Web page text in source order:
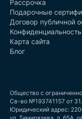
Рассрочка
Подарочные
Договор публичной
Конфиденциальность
Карта сайта
Блог
Общество с
Св-во №193741157 от
Юридический адрес: